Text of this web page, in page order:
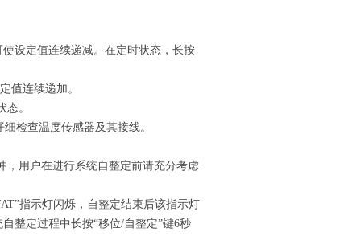
设定值连续递减。在定时状态，长按
值连续递加。
。
检查温度传感器及其接线。
，用户在进行系统自整定前请充分考虑
指示灯闪烁，自整定结束后该指示灯
整定过程中长按“移位/自整定”键6秒